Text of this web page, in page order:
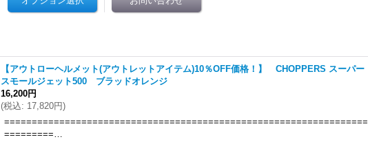
【アウトローヘルメット(アウトレットアイテム)10％OFF価格！】 CHOPPERS スーパー
スモールジェット500 ブラッドオレンジ
16,200円
(税込: 17,820円)
==================================================================
=========…